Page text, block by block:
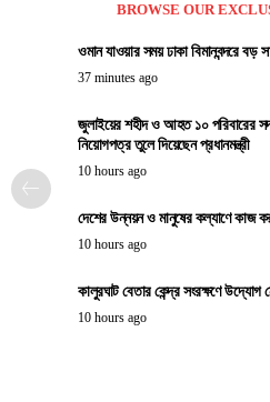
BROWSE OUR
ওমান যাওয়ার সময় ঢাকা বিমানবন্দরে
37 minutes ago
জুলাইয়ের শহীদ ও আহত ১০ পরিবারের
নিয়োগপত্র তুলে দিয়েছেন প্রধানমন্ত্রী
10 hours ago
দেশের উন্নয়ন ও মানুষের কল্যাণে কাজ
10 hours ago
কালুরঘাট বেতার কেন্দ্র সংরক্ষণে উদ্যোগ
10 hours ago